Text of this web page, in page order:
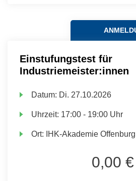
Einstufungstest für
Industriemeister:innen
Datum: Di. 27.10.2026
Uhrzeit: 17:00 - 19:00 Uhr
Ort: IHK-Akademie Offenburg
0,00 €